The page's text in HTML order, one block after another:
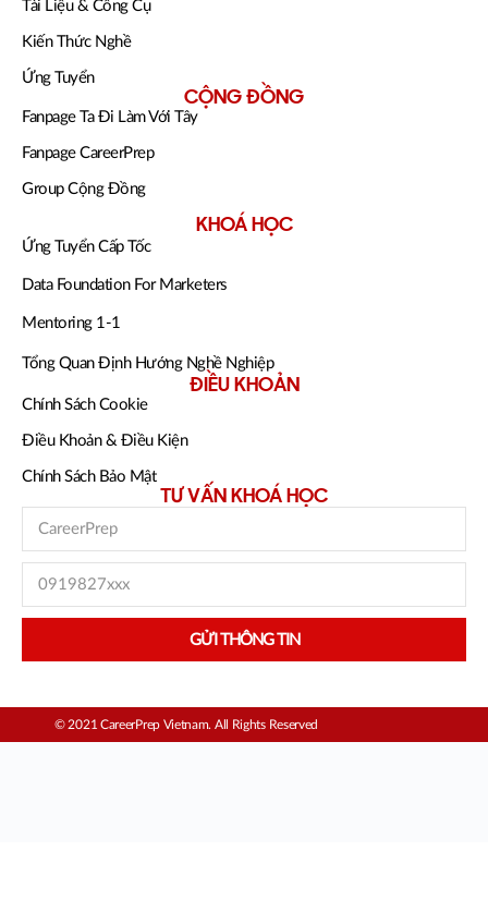
Tài Liệu & Công Cụ
Kiến Thức Nghề
Ứng Tuyển
CỘNG ĐỒNG
Fanpage Ta Đi Làm Với Tây
Fanpage CareerPrep
Group Cộng Đồng
KHOÁ HỌC
Ứng Tuyển Cấp Tốc
Data Foundation For Marketers
Mentoring 1-1
Tổng Quan Định Hướng Nghề Nghiệp
ĐIỀU KHOẢN
Chính Sách Cookie
Điều Khoản & Điều Kiện
Chính Sách Bảo Mật
TƯ VẤN KHOÁ HỌC
GỬI THÔNG TIN
© 2021 CareerPrep Vietnam. All Rights Reserved